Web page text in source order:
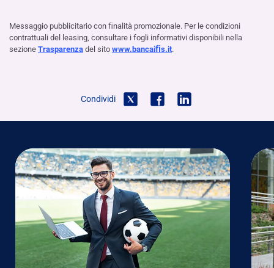
Messaggio pubblicitario con ﬁnalità promozionale. Per le condizioni
contrattuali del leasing, consultare i fogli informativi disponibili nella
sezione Trasparenza del sito www.bancaiﬁs.it.
Condividi